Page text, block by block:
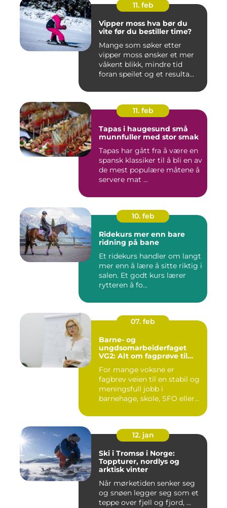
11. feb
Vipper moss hva bør du
vite før du bestiller time?
Mange som søker etter
vipper moss ønsker et mer
våkent blikk, mindre tid
foran speilet og et resulta...
11. feb
Tapas i haugesund små
munnfuller med stor smak
Tapas har gått fra å være en
spansk klassiker til å bli en av
de mest populære måtene å
servere mat ...
10. feb
Ridekurs mer enn bare
ridning på bane
Et ridekurs handler om langt
mer enn å lære å sitte riktig i
salen. Et godt kurs lærer
rytteren å fo...
07. feb
Barne- og
ungdsomarbeiderfaget
VG2: Alt om fagprøve til
ungdomsarbeider
For mange voksne er
fagbrev veien til en stabil og
meningsfull jobb i
barnehage, skole, SFO eller
12. jan
Ski i Tromsø i Norge:
Toppturer, nordlys og
arktisk vinter
Når mørketiden senker seg
og snøen legger seg som et
teppe over fjell og fjord, ...